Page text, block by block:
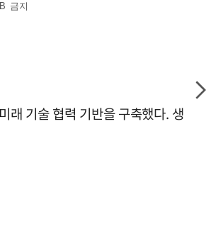
금지
래 기술 협력 기반을 구축했다. 생